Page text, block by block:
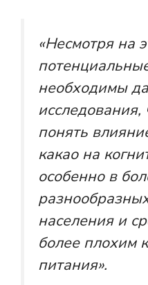
«Несмотря на
необходимы
понять
какао на
особенно в
населения и
более плохим
питания».